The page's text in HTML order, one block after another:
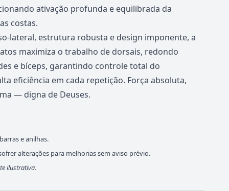
ativação profunda e equilibrada da
costas.
lateral, estrutura robusta e design imponente, a
maximiza o trabalho de dorsais, redondo
e bíceps, garantindo controle total do
eficiência em cada repetição. Força absoluta,
— digna de Deuses.
e anilhas.
alterações para melhorias sem aviso prévio.
ilustrativa.